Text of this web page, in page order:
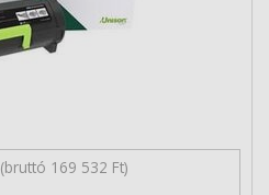
(bruttó 169 532 Ft)